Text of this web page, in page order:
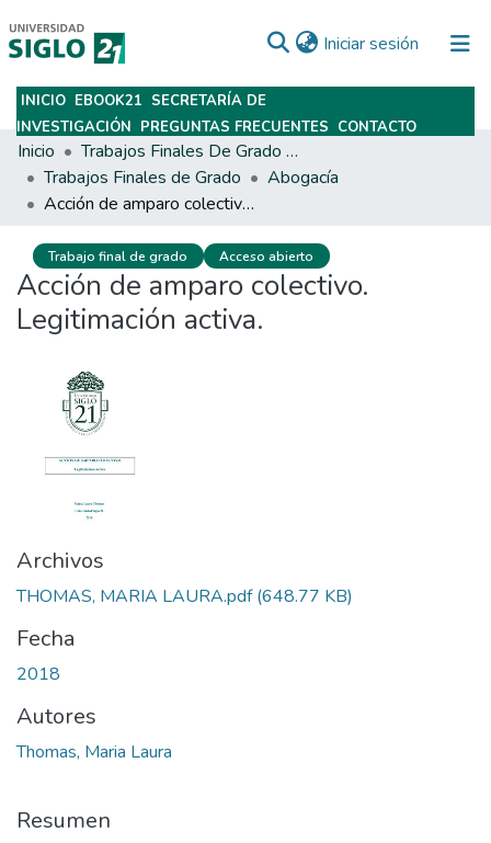
Iniciar sesión (current)
Subir
INICIO EBOOK21 SECRETARÍA DE
INVESTIGACIÓN PREGUNTAS FRECUENTES CONTACTO
Inicio
Trabajos Finales De Grado Y Posgrado
Trabajos Finales de Grado
Abogacía
Acción de amparo colectivo. Legitimación activa.
Trabajo final de grado Acceso abierto
Acción de amparo colectivo.
Legitimación activa.
Archivos
THOMAS, MARIA LAURA.pdf(648.77 KB)
Fecha
2018
Autores
Thomas, Maria Laura
Resumen